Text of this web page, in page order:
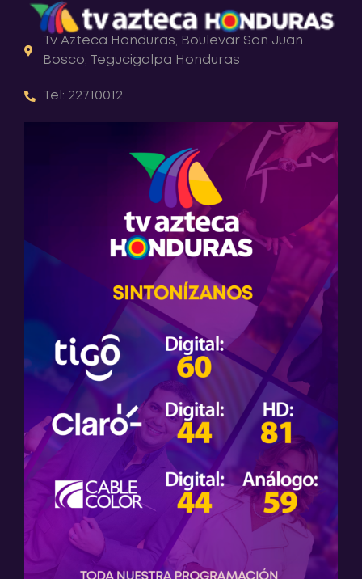
Tv Azteca Honduras, Boulevar San Juan
Bosco, Tegucigalpa Honduras
Tel: 22710012